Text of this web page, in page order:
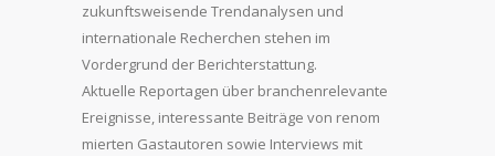
zukunftsweisende Trendanalysen und
internationale Recherchen stehen im
Vordergrund der Berichterstattung.
Aktuelle Reportagen über branchenrelevante
Ereignisse, interessante Beiträge von renom
mierten Gastautoren sowie Interviews mit